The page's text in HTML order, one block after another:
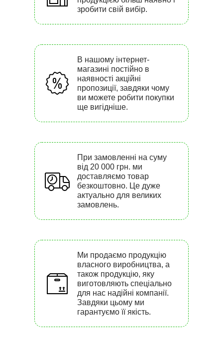
зробити свій вибір.
В нашому інтернет-
магазині постійно в
наявності акційні
пропозиції, завдяки чому
ви можете робити покупки
ще вигідніше.
При замовленні на суму
від 20 000 грн. ми
доставляємо товар
безкоштовно. Це дуже
актуально для великих
замовлень.
Ми продаємо продукцію
власного виробництва, а
також продукцію, яку
виготовляють спеціально
для нас надійні компанії.
Завдяки цьому ми
гарантуємо її якість.